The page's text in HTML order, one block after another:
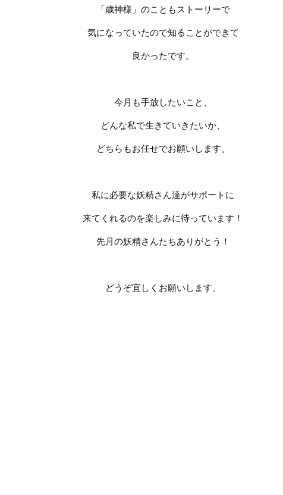
「歳神様」のこともストーリーで
気になっていたので知ることができて
良かったです。
今月も手放したいこと、
どんな私で生きていきたいか、
どちらもお任せでお願いします。
私に必要な妖精さん達がサポートに
来てくれるのを楽しみに待っています！
先月の妖精さんたちありがとう！
どうぞ宜しくお願いします。